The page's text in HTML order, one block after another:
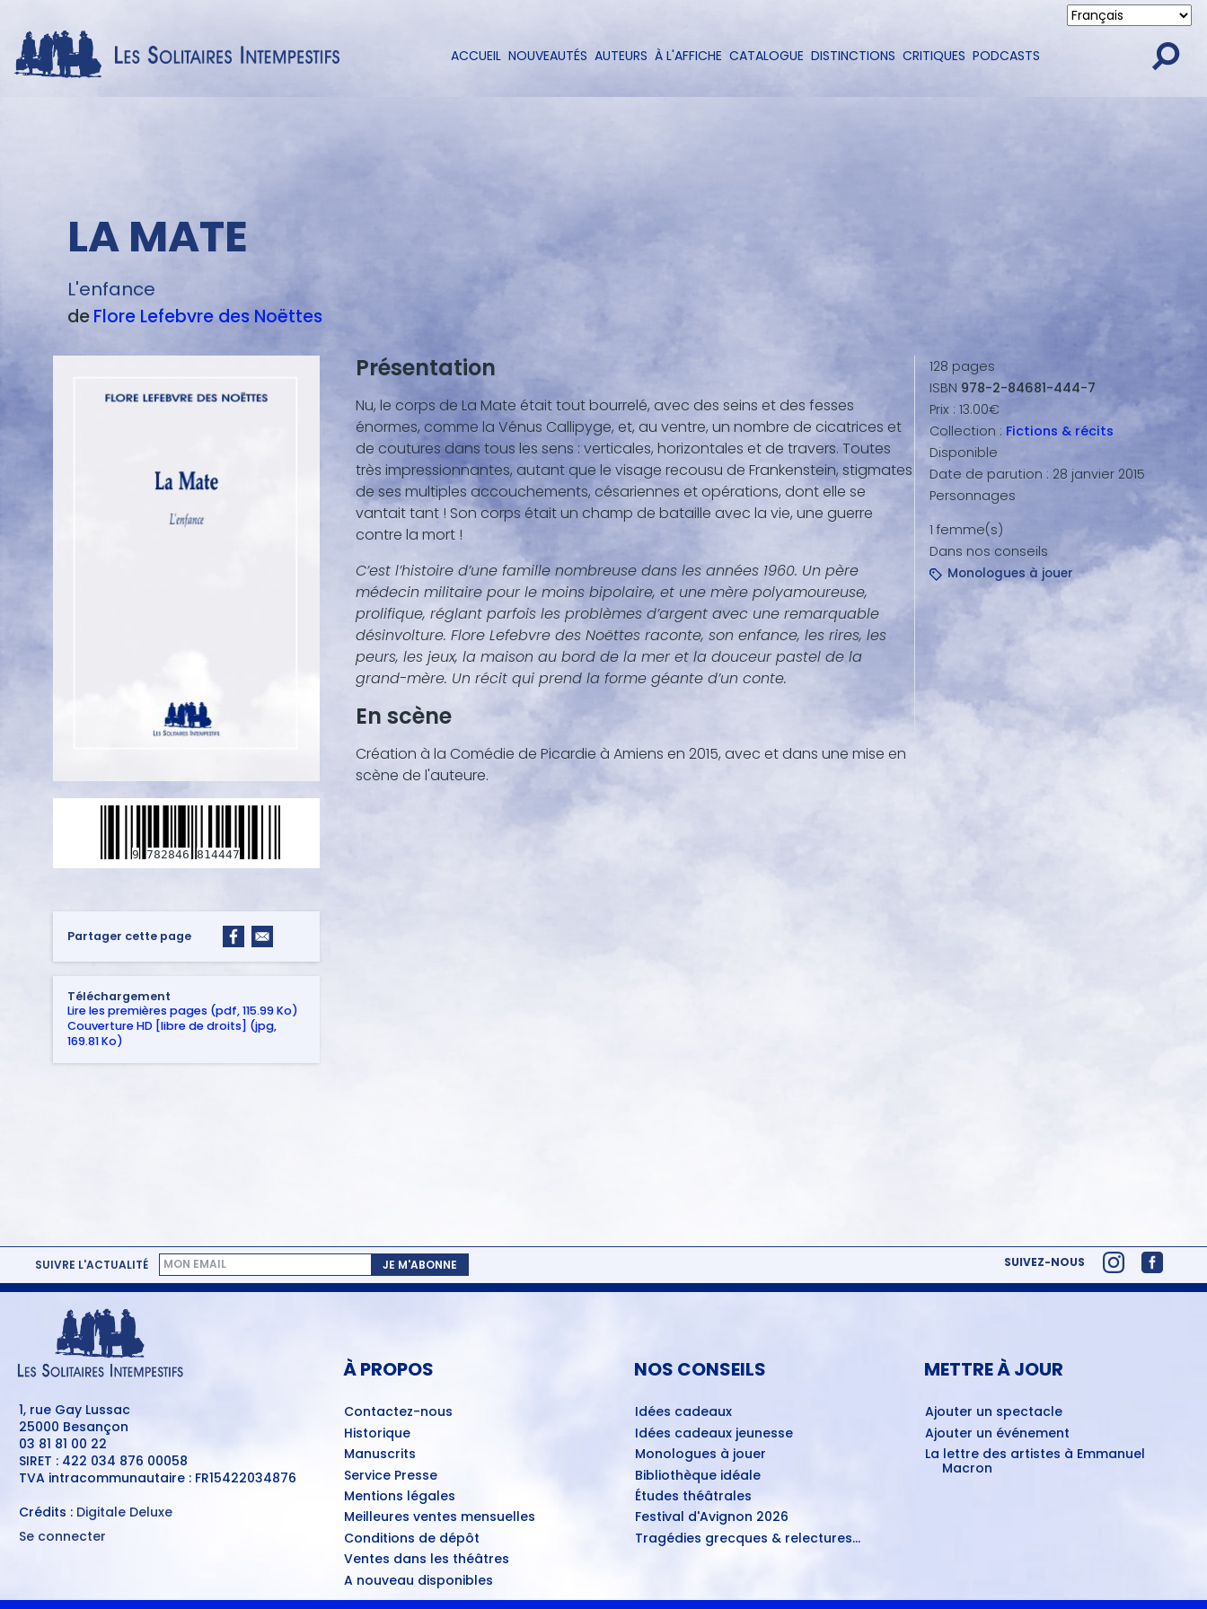
contenu
Navigation
ACCUEIL NOUVEAUTÉS AUTEURS À L'AFFICHE CATALOGUE DISTINCTIONS CRITIQUES PODCASTS
texteLA MATE
L'enfance
deFlore Lefebvre des Noëttes
9 782846 814447
Blocs
contenu
(texte,
vidéo,
...)
Présentation
Nu, le corps de La Mate était tout bourrelé, avec des seins et des fesses
énormes, comme la Vénus Callipyge, et, au ventre, un nombre de cicatrices et
de coutures dans tous les sens : verticales, horizontales et de travers. Toutes
très impressionnantes, autant que le visage recousu de Frankenstein, stigmates
de ses multiples accouchements, césariennes et opérations, dont elle se
vantait tant ! Son corps était un champ de bataille avec la vie, une guerre
contre la mort !
C’est l’histoire d’une famille nombreuse dans les années 1960. Un père
médecin militaire pour le moins bipolaire, et une mère polyamoureuse,
prolifique, réglant parfois les problèmes d’argent avec une remarquable
désinvolture. Flore Lefebvre des Noëttes raconte, son enfance, les rires, les
peurs, les jeux, la maison au bord de la mer et la douceur pastel de la
grand-mère. Un récit qui prend la forme géante d’un conte.
En scène
Création à la Comédie de Picardie à Amiens en 2015, avec et dans une mise en
scène de l'auteure.
128 pages
ISBN 978-2-84681-444-7
Prix : 13.00€
Collection : Fictions & récits
Disponible
Date de parution : 28 janvier 2015
Personnages
1 femme(s)
Dans nos conseils
Monologues à jouer
Partager cette page
Téléchargement
Lire les premières pages (pdf, 115.99 Ko)
Couverture HD [libre de droits] (jpg,
169.81 Ko)
SUIVRE L'ACTUALITÉ JE M'ABONNE SUIVEZ-NOUS
1, rue Gay Lussac
25000 Besançon
03 81 81 00 22
SIRET : 422 034 876 00058
TVA intracommunautaire : FR15422034876
Crédits : Digitale Deluxe
MENU
L'UTILISATEUR
Se connecter
À PROPOS
Contactez-nous
Historique
Manuscrits
Service Presse
Mentions légales
Meilleures ventes mensuelles
Conditions de dépôt
Ventes dans les théâtres
A nouveau disponibles
NOS CONSEILS
Idées cadeaux
Idées cadeaux jeunesse
Monologues à jouer
Bibliothèque idéale
Études théâtrales
Festival d'Avignon 2026
Tragédies grecques & relectures...
METTRE À JOUR
Ajouter un spectacle
Ajouter un événement
La lettre des artistes à Emmanuel
Macron